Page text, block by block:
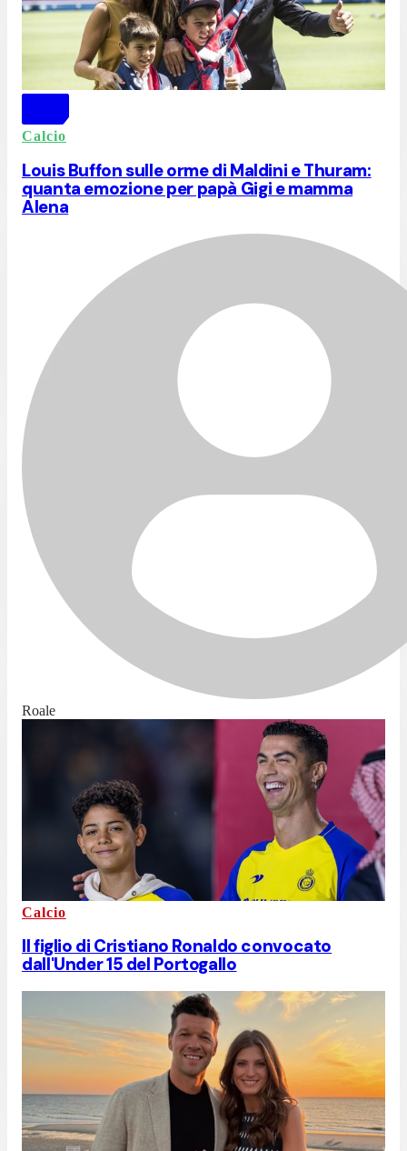
Calcio
Louis Buffon sulle orme di Maldini e Thuram:
quanta emozione per papà Gigi e mamma
Alena
Roale
Calcio
Il figlio di Cristiano Ronaldo convocato
dall'Under 15 del Portogallo